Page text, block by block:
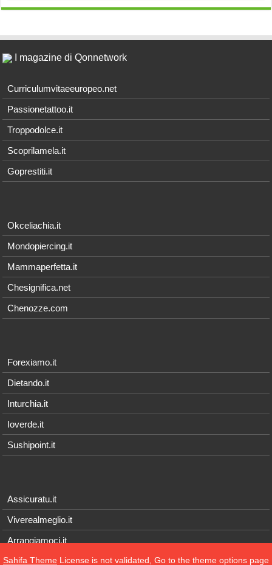
I magazine di Qonnetwork
Curriculumvitaeeuropeo.net
Passionetattoo.it
Troppodolce.it
Scoprilamela.it
Goprestiti.it
Okceliachia.it
Mondopiercing.it
Mammaperfetta.it
Chesignifica.net
Chenozze.com
Forexiamo.it
Dietando.it
Inturchia.it
Ioverde.it
Sushipoint.it
Assicuratu.it
Viverealmeglio.it
Arrangiamoci.it
Tecnichef.it
Sahifa Theme License is not validated, Go to the theme options page